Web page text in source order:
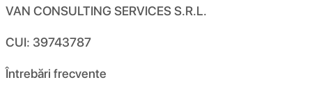
VAN CONSULTING SERVICES S.R.L.
CUI: 39743787
Întrebări frecvente